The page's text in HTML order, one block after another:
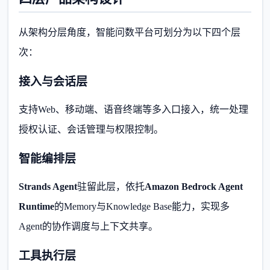
从架构分层角度，智能问数平台可划分为以下四个层
次：
接入与会话层
支持Web、移动端、语音终端等多入口接入，统一处理
授权认证、会话管理与权限控制。
智能编排层
Strands Agent驻留此层，依托Amazon Bedrock Agent
Runtime的Memory与Knowledge Base能力，实现多
Agent的协作调度与上下文共享。
工具执行层